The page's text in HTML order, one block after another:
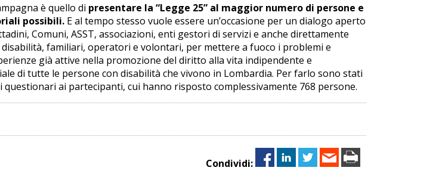
è quello di presentare la “Legge 25” al maggior numero di persone e
possibili. E al tempo stesso vuole essere un’occasione per un dialogo aperto
Comuni, ASST, associazioni, enti gestori di servizi e anche direttamente
familiari, operatori e volontari, per mettere a fuoco i problemi e
già attive nella promozione del diritto alla vita indipendente e
di tutte le persone con disabilità che vivono in Lombardia. Per farlo sono stati
ai partecipanti, cui hanno risposto complessivamente 768 persone.
Condividi: